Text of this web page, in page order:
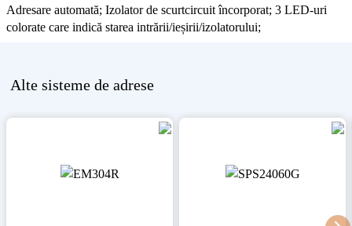
Adresare automată; Izolator de scurtcircuit încorporat; 3 LED-uri
colorate care indică starea intrării/ieșirii/izolatorului;
Alte sisteme de adrese